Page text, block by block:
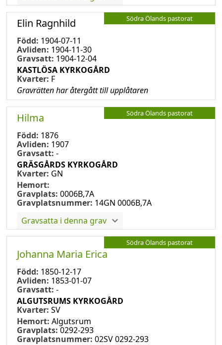
Södra Ölands pastorat
Elin Ragnhild
Född: 1904-07-11
Avliden: 1904-11-30
Gravsatt: 1904-12-04
KASTLÖSA KYRKOGÅRD
Kvarter: F
Gravrätten har återgått till upplåtaren
Södra Ölands pastorat
Hilma
Född: 1876
Avliden: 1907
Gravsatt: -
GRÄSGÅRDS KYRKOGÅRD
Kvarter: GN
Hemort:
Gravplats: 0006B,7A
Gravplatsnummer: 14GN 0006B,7A
Gravsatta i denna grav
Södra Ölands pastorat
Johanna Maria Erica
Född: 1850-12-17
Avliden: 1853-01-07
Gravsatt: -
ALGUTSRUMS KYRKOGÅRD
Kvarter: SV
Hemort: Algutsrum
Gravplats: 0292-293
Gravplatsnummer: 02SV 0292-293